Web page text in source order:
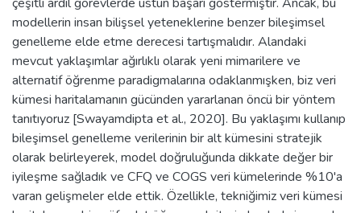
modellerin insan bilişsel yeteneklerine benzer bileşimsel
genelleme elde etme derecesi tartışmalıdır. Alandaki
mevcut yaklaşımlar ağırlıklı olarak yeni mimarilere ve
alternatif öğrenme paradigmalarına odaklanmışken, biz veri
kümesi haritalamanın gücünden yararlanan öncü bir yöntem
tanıtıyoruz [Swayamdipta et al., 2020]. Bu yaklaşımı kullanıp
bileşimsel genelleme verilerinin bir alt kümesini stratejik
olarak belirleyerek, model doğruluğunda dikkate değer bir
iyileşme sağladık ve CFQ ve COGS veri kümelerinde %10'a
varan gelişmeler elde ettik. Özellikle, tekniğimiz veri kümesi